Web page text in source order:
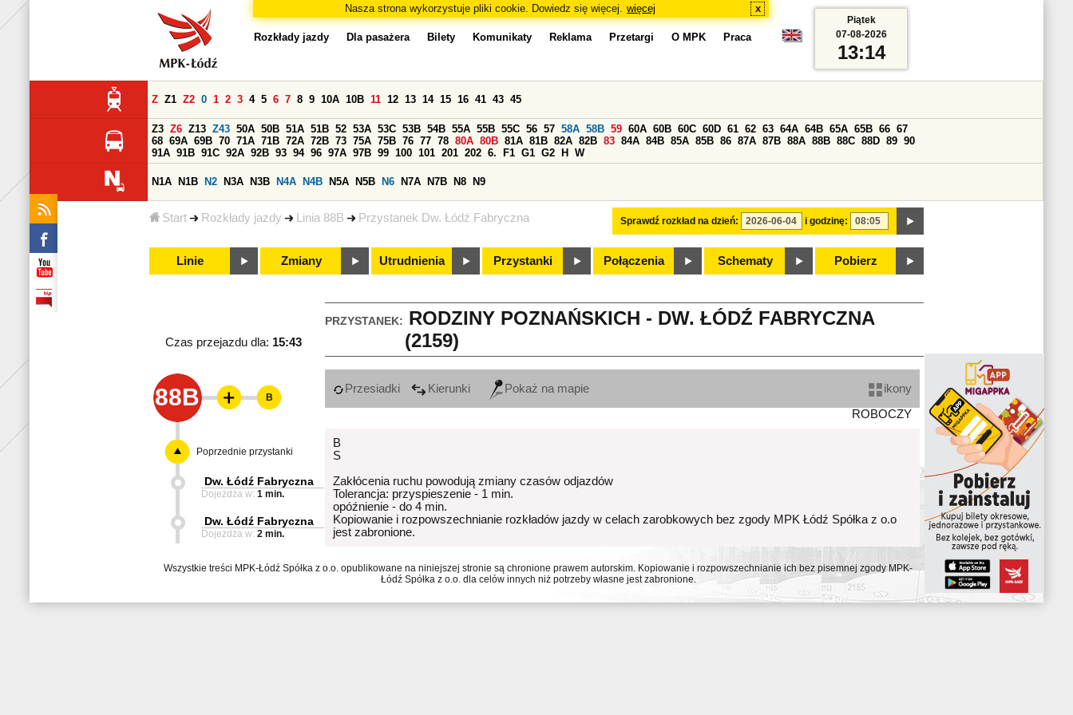
Nasza strona wykorzystuje pliki cookie. Dowiedz się więcej. więcej x
Start Rozkłady jazdy Linia 88B Przystanek Dw. Łódź Fabryczna
Rozkłady jazdy Dla pasażera Bilety Komunikaty Reklama Przetargi O MPK Praca
Sprawdź rozkład na dzień: i godzinę:
Z Z1 Z2 0 1 2 3 4 5 6 7 8 9 10A 10B 11 12 13 14 15 16 41 43 45
Z3 Z6 Z13 Z43 50A 50B 51A 51B 52 53A 53C 53B 54B 55A 55B 55C 56 57 58A 58B 59 60A 60B 60C 60D 61 62 63 64A 64B 65A 65B 66 67
68 69A 69B 70 71A 71B 72A 72B 73 75A 75B 76 77 78 80A 80B 81A 81B 82A 82B 83 84A 84B 85A 85B 86 87A 87B 88A 88B 88C 88D 89 90
91A 91B 91C 92A 92B 93 94 96 97A 97B 99 100 101 201 202 6. F1 G1 G2 H W
N1A N1B N2 N3A N3B N4A N4B N5A N5B N6 N7A N7B N8 N9
Linie Zmiany Utrudnienia Przystanki Połączenia Schematy Pobierz
Piątek
07-08-2026
13:14
PRZYSTANEK: RODZINY POZNAŃSKICH - DW. ŁÓDŹ FABRYCZNA
(2159)
Czas przejazdu dla: 15:43
88B Przesiadki Kierunki Pokaż na mapie
ikony
ROBOCZY
B
S
Zakłócenia ruchu powodują zmiany czasów odjazdów
Tolerancja: przyspieszenie - 1 min.
opóźnienie - do 4 min.
Kopiowanie i rozpowszechnianie rozkładów jazdy w celach zarobkowych bez zgody MPK Łódź Spółka z o.o
jest zabronione.
B
Poprzednie przystanki
Dw. Łódź Fabryczna
Dojeżdża w: 1 min.
Dw. Łódź Fabryczna
Dojeżdża w: 2 min.
Wszystkie treści MPK-Łódź Spółka z o.o. opublikowane na niniejszej stronie są chronione prawem autorskim. Kopiowanie i rozpowszechnianie ich bez pisemnej zgody MPK-
Łódź Spółka z o.o. dla celów innych niż potrzeby własne jest zabronione.